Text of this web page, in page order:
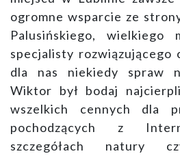
ogromne wsparcie ze
Palusińskiego, wielkiego
specjalisty rozwiązującego
dla nas niekiedy spraw
Wiktor był bodaj
wszelkich cennych dla
pochodzących z
szczegółach natury